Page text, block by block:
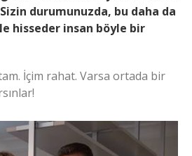
durumunuzda, bu daha da
hisseder insan böyle bir
İçim rahat. Varsa ortada bir